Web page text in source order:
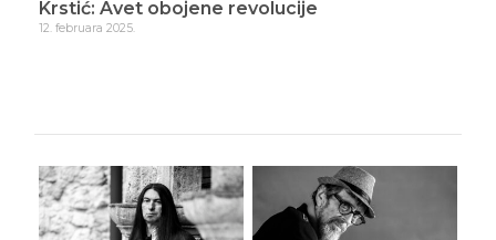
Krstić: Avet obojene revolucije
12. februara 2025.